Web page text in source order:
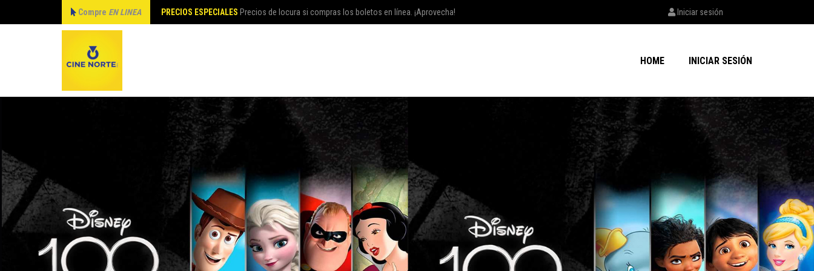
Compre EN LINEA PRECIOS ESPECIALES Precios de locura si compras los boletos en línea. ¡Aprovecha! Iniciar sesión
HOME INICIAR SESIÓN